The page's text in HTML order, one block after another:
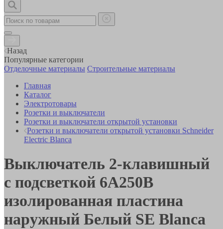
Назад
Популярные категории
Отделочные материалы Строительные материалы
Главная
Каталог
Электротовары
Розетки и выключатели
Розетки и выключатели открытой установки
Розетки и выключатели открытой установки Schneider
Electric Blanca
Выключатель 2-клавишный
с подсветкой 6А250B
изолированная пластина
наружный Белый SE Blanca